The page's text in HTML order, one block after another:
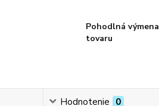
Pohodlná výmena
tovaru
Hodnotenie 0